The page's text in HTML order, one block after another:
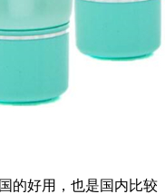
的好用，也是国内比较